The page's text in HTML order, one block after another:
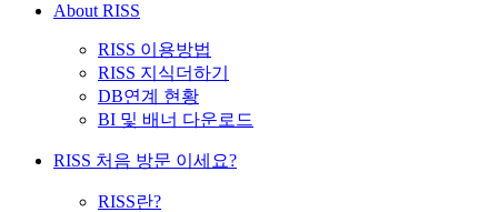
About RISS
RISS 이용방법
RISS 지식더하기
DB연계 현황
BI 및 배너 다운로드
RISS 처음 방문 이세요?
RISS란?